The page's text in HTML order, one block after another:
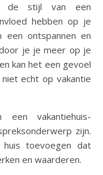
de stijl van een
hebben op je
een ontspannen en
je je meer op je
kan het een gevoel
echt op vakantie
vakantiehuis-
zijn.
toevoegen dat
en waarderen.